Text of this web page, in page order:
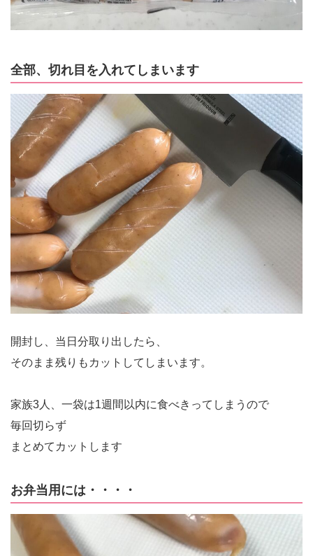
全部、切れ目を入れてしまいます
開封し、当日分取り出したら、
そのまま残りもカットしてしまいます。
家族3人、一袋は1週間以内に食べきってしまうので
毎回切らず
まとめてカットします
お弁当用には・・・・